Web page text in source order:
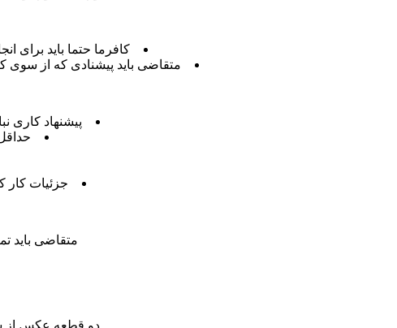
کافرما حتما باید برای
متقاضی باید پیشنادی که از سوی
پیشنهاد کاری
جزئیات کار
متقاضی باید
_دو قطعه عکس از